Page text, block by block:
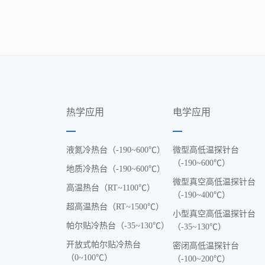
热学应用
液氮冷热台（-190~600℃）
地质冷热台（-190~600℃）
高温热台（RT~1100℃）
超高温热台（RT~1500℃）
帕尔贴冷热台（-35~130℃）
开放式帕尔贴冷热台
（0~100℃）
电学应用
微型高低温探针台
（-190~600℃）
微型真空高低温探针台
（-190~400℃）
小型真空高低温探针台
（-35~130℃）
密闭高低温探针台
（-100~200℃）